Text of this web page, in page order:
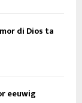
di Dios ta
eeuwig